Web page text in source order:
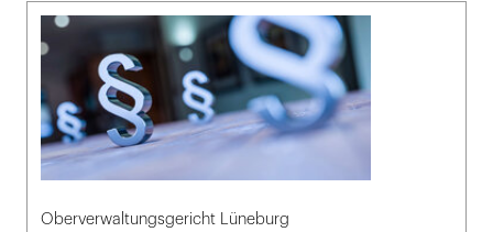
Oberverwaltungsgericht Lüneburg